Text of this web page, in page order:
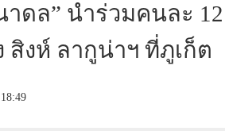
ดล” นำร่วมคนละ
สิงห์ ลากูน่าฯ ที่ภูเก็ต